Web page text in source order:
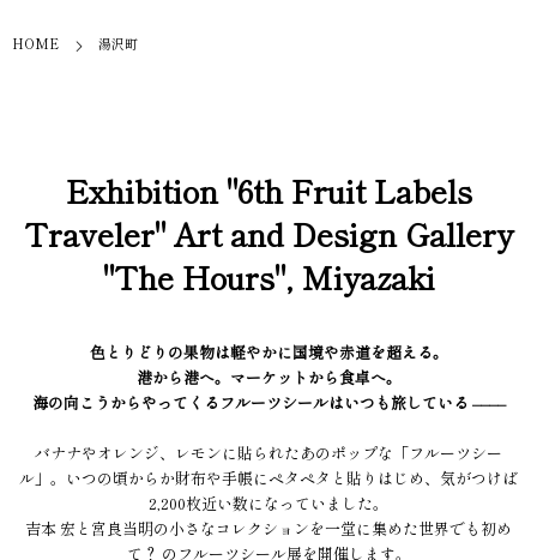
HOME 湯沢町
Exhibition "6th Fruit Labels
Traveler" Art and Design Gallery
"The Hours", Miyazaki
色とりどりの果物は軽やかに国境や赤道を超える。
港から港へ。マーケットから食卓へ。
海の向こうからやってくるフルーツシールはいつも旅している ––––
バナナやオレンジ、レモンに貼られたあのポップな「フルーツシー
ル」。いつの頃からか財布や手帳にペタペタと貼りはじめ、気がつけば
2,200枚近い数になっていました。
吉本 宏と宮良当明の小さなコレクションを一堂に集めた世界でも初め
て？ のフルーツシール展を開催します。